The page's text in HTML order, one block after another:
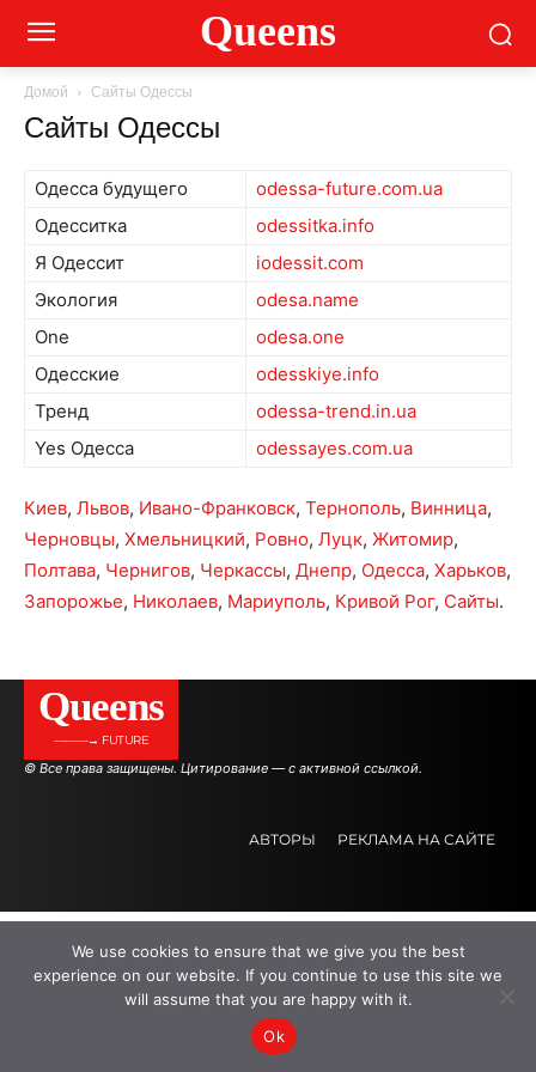
Queens
Домой Сайты Одессы
Сайты Одессы
Одесса будущего
odessa-future.com.ua
Одесситка
odessitka.info
Я Одессит
iodessit.com
Экология
odesa.name
One
odesa.one
Одесские
odesskiye.info
Тренд
odessa-trend.in.ua
Yes Одесса
odessayes.com.ua
Киев, Львов, Ивано-Франковск, Тернополь, Винница,
Черновцы, Хмельницкий, Ровно, Луцк, Житомир,
Полтава, Чернигов, Черкассы, Днепр, Одесса, Харьков,
Запорожье, Николаев, Мариуполь, Кривой Рог, Сайты.
Queens
———→ FUTURE
© Все права защищены. Цитирование — с активной ссылкой.
АВТОРЫ РЕКЛАМА НА САЙТЕ
We use cookies to ensure that we give you the best
experience on our website. If you continue to use this site we
will assume that you are happy with it.
Ok
...